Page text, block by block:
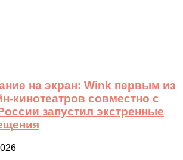
на экран: Wink первым из
кинотеатров совместно с
запустил экстренные